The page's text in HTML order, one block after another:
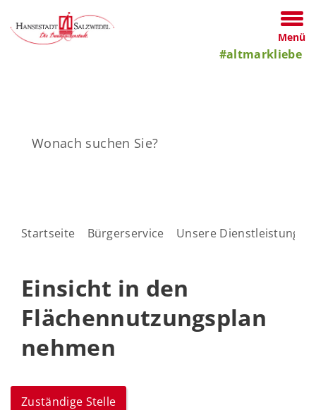
Menü
#altmarkliebe
Startseite Bürgerservice Unsere Dienstleistungen
Einsicht in den
Flächennutzungsplan
nehmen
Zuständige Stelle